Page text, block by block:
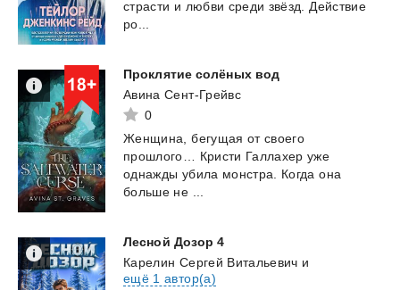
страсти и любви среди звёзд. Действие
ро...
Проклятие солёных вод
Авина Сент-Грейвс
0
Женщина, бегущая от своего
прошлого… Кристи Галлахер уже
однажды убила монстра. Когда она
больше не ...
Лесной Дозор 4
Карелин Сергей Витальевич и
ещё 1 автор(а)